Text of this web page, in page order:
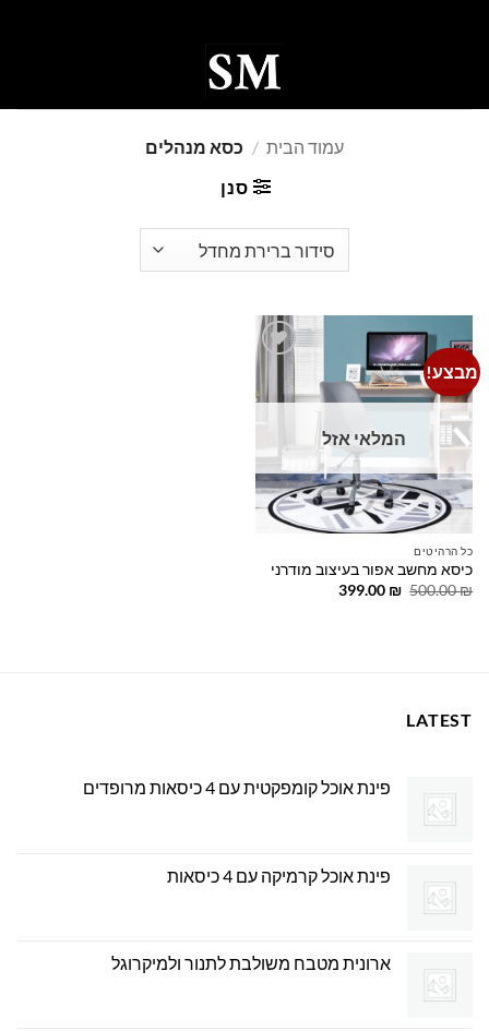
עמוד הבית / כסא מנהלים
סנן
מבצע!
המלאי אזל
כל הרהיטים
כיסא מחשב אפור בעיצוב מודרני
500.00₪
המחיר
399.00 ₪
המחיר
LATEST
פינת אוכל קומפקטית עם 4 כיסאות מרופדים
פינת אוכל קרמיקה עם 4 כיסאות
ארונית מטבח משולבת לתנור ולמיקרוגל